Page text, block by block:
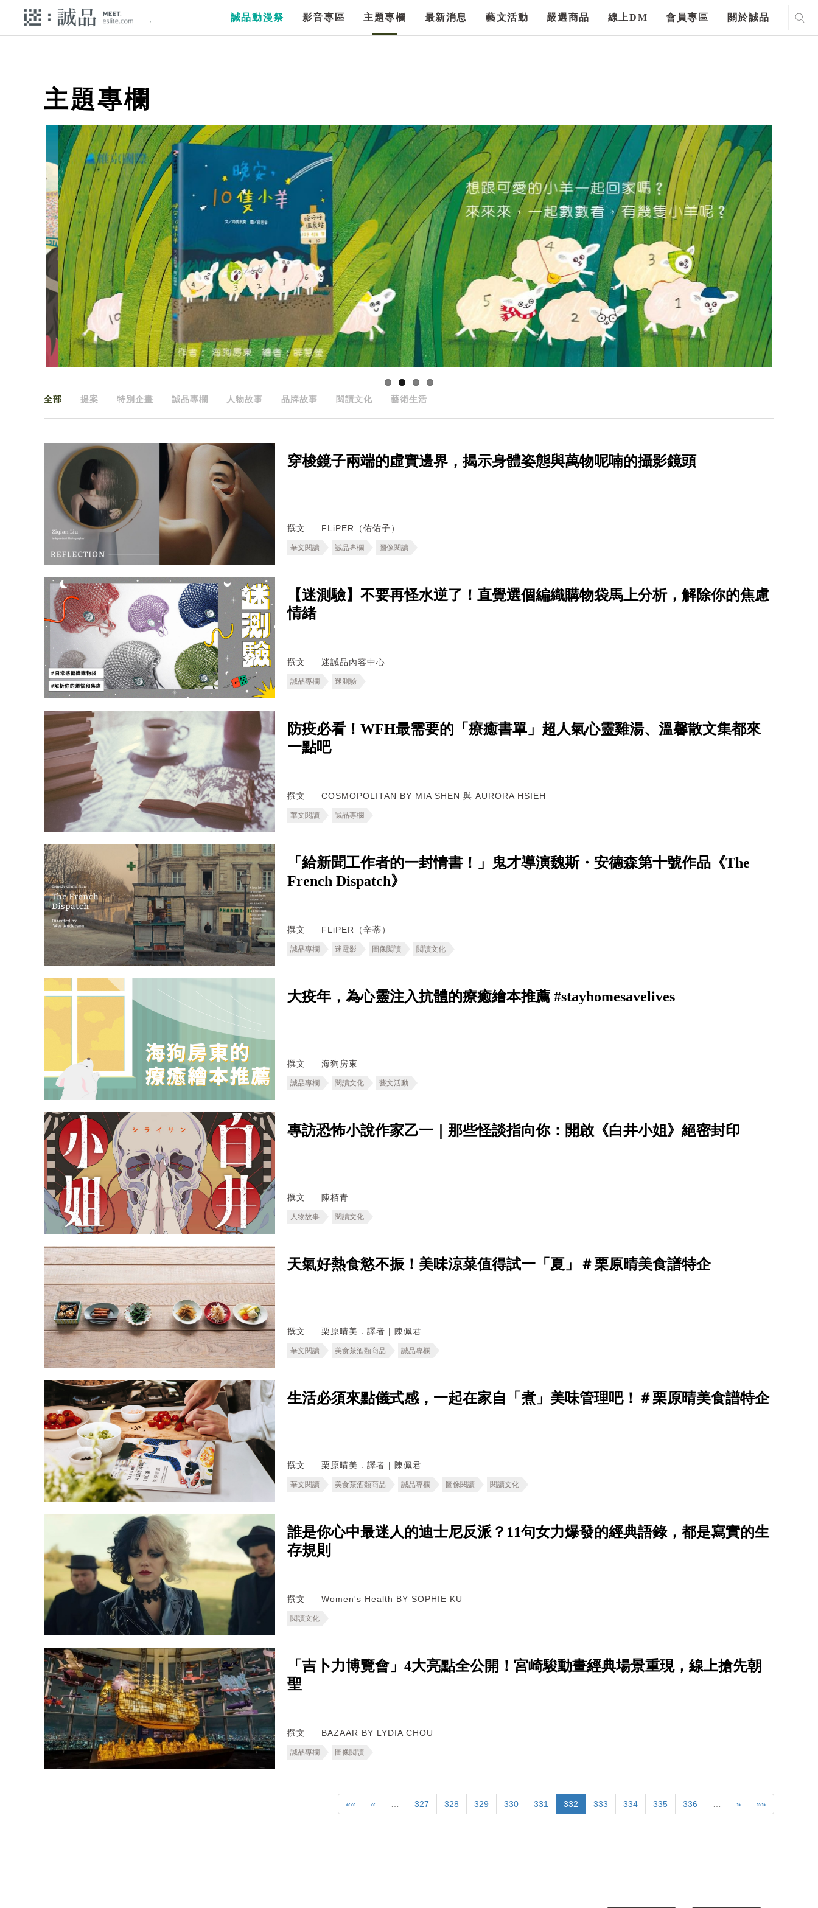
誠品動漫祭 影音專區 主題專欄 最新消息 藝文活動 嚴選商品 線上DM 會員專區 關於誠品
主題專欄
全部 提案 特別企畫 誠品專欄 人物故事 品牌故事 閱讀文化 藝術生活
穿梭鏡子兩端的虛實邊界，揭示身體姿態與萬物呢喃的攝影鏡頭
撰文 FLiPER（佑佑子）
華文閱讀 誠品專欄 圖像閱讀
【迷測驗】不要再怪水逆了！直覺選個編織購物袋馬上分析，解除你的焦慮
情緒
撰文 迷誠品內容中心
誠品專欄 迷測驗
防疫必看！WFH最需要的「療癒書單」超人氣心靈雞湯、溫馨散文集都來
一點吧
撰文 COSMOPOLITAN BY MIA SHEN 與 AURORA HSIEH
華文閱讀 誠品專欄
「給新聞工作者的一封情書！」鬼才導演魏斯・安德森第十號作品《The
French Dispatch》
撰文 FLiPER（辛蒂）
誠品專欄 迷電影 圖像閱讀 閱讀文化
大疫年，為心靈注入抗體的療癒繪本推薦 #stayhomesavelives
撰文 海狗房東
誠品專欄 閱讀文化 藝文活動
專訪恐怖小說作家乙一｜那些怪談指向你：開啟《白井小姐》絕密封印
撰文 陳栢青
人物故事 閱讀文化
天氣好熱食慾不振！美味涼菜值得試一「夏」＃栗原晴美食譜特企
撰文 栗原晴美．譯者 | 陳佩君
華文閱讀 美食茶酒類商品 誠品專欄
生活必須來點儀式感，一起在家自「煮」美味管理吧！＃栗原晴美食譜特企
撰文 栗原晴美．譯者 | 陳佩君
華文閱讀 美食茶酒類商品 誠品專欄 圖像閱讀 閱讀文化
誰是你心中最迷人的迪士尼反派？11句女力爆發的經典語錄，都是寫實的生
存規則
撰文 Women's Health BY SOPHIE KU
閱讀文化
「吉卜力博覽會」4大亮點全公開！宮崎駿動畫經典場景重現，線上搶先朝
聖
撰文 BAZAAR BY LYDIA CHOU
誠品專欄 圖像閱讀
«« « … 327 328 329 330 331 332 333 334 335 336 … » »»